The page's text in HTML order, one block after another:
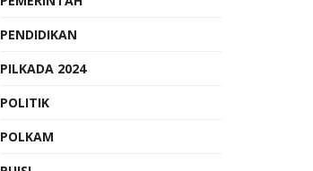
PENDIDIKAN
PILKADA 2024
POLITIK
POLKAM